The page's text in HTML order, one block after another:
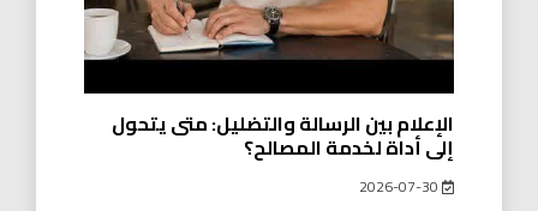
الإعلام بين الرسالة والتضليل: متى يتحول
إلى أداة لخدمة المصالح؟